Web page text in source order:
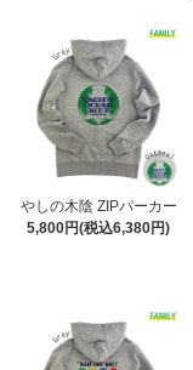
やしの木陰 ZIPパーカー
5,800円(税込6,380円)